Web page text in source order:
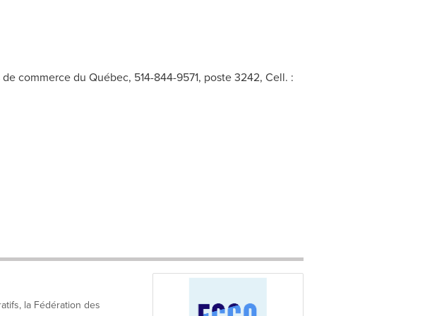
commerce du Québec, 514-844-9571, poste 3242, Cell. :
la Fédération des